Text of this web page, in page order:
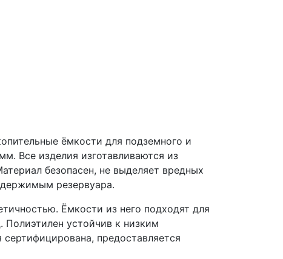
ёмкости для подземного и
Все изделия изготавливаются из
безопасен, не выделяет вредных
резервуара.
Ёмкости из него подходят для
Полиэтилен устойчив к низким
предоставляется